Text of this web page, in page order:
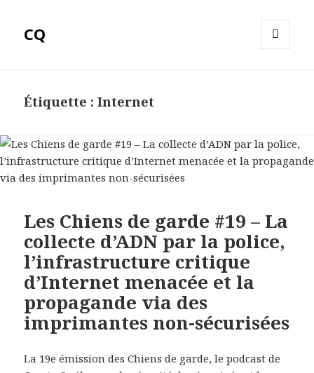
CQ
Étiquette :Internet
Les Chiens de garde #19 – La
collecte d’ADN par la police,
l’infrastructure critique
d’Internet menacée et la
propagande via des
imprimantes non-sécurisées
La 19e émission des Chiens de garde, le podcast de